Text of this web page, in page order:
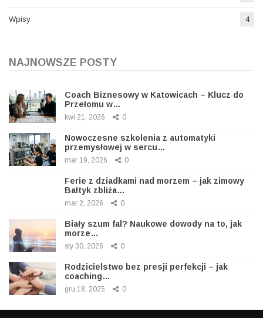
Wpisy 4
NAJNOWSZE POSTY
Coach Biznesowy w Katowicach – Klucz do
Przełomu w…
kwi 21, 2026 0
Nowoczesne szkolenia z automatyki
przemysłowej w sercu…
mar 19, 2026 0
Ferie z dziadkami nad morzem – jak zimowy
Bałtyk zbliża…
mar 2, 2026 0
Biały szum fal? Naukowe dowody na to, jak
morze…
sty 30, 2026 0
Rodzicielstwo bez presji perfekcji – jak
coaching…
gru 18, 2025 0